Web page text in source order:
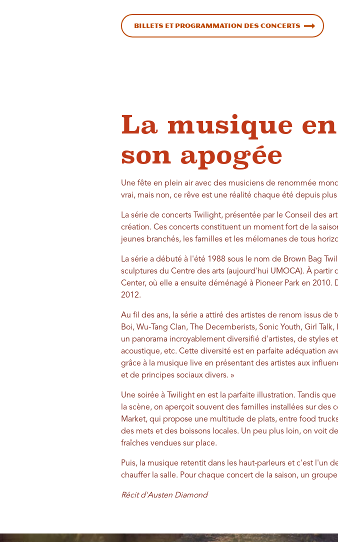
Billets et programmation des concerts
La musique
son apogée
Une fête en plein air avec des musiciens de renommée
vrai, mais non, ce rêve est une réalité chaque été depuis plus
La série de concerts Twilight, présentée par le Conseil des
création. Ces concerts constituent un moment fort de la
jeunes branchés, les familles et les mélomanes de tous
La série a débuté à l'été 1988 sous le nom de Brown Bag
sculptures du Centre des arts (aujourd'hui UMOCA). À
Center, où elle a ensuite déménagé à Pioneer Park en
2012.
Au fil des ans, la série a attiré des artistes de renom issus
Boi, Wu-Tang Clan, The Decemberists, Sonic Youth, Girl
un panorama incroyablement diversifié d'artistes, de styles
acoustique, etc. Cette diversité est en parfaite adéquation
grâce à la musique live en présentant des artistes aux
et de principes sociaux divers. »
Une soirée à Twilight en est la parfaite illustration. Tandis
la scène, on aperçoit souvent des familles installées sur
Market, qui propose une multitude de plats, entre food
des mets et des boissons locales. Un peu plus loin, on voit
fraîches vendues sur place.
Puis, la musique retentit dans les haut-parleurs et c'est l'un
chauffer la salle. Pour chaque concert de la saison, un
Récit d'Austen Diamond